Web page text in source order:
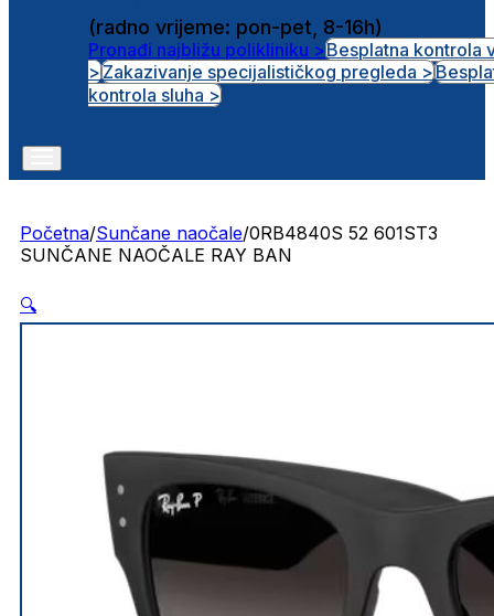
(radno vrijeme: pon-pet, 8-16h)
Pronađi najbližu polikliniku >Besplatna kontrola
>Zakazivanje specijalističkog pregleda >
kontrola sluha >
Početna/Sunčane naočale/0RB4840S 52 601ST3
SUNČANE NAOČALE RAY BAN
🔍